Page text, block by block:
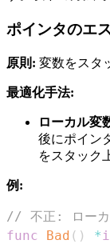
ポインタのエ
原則: 変数をスタ
最適化手法:
ローカル変
後にポイン
をスタック
例:
// 不正: ローカ
func
Bad ( ) *